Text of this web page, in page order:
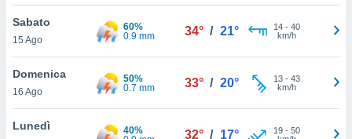
cookie
il tuo
in
Sabato
15 Ago
60%
0.9 mm
34° / 21° 14- 40
km/h
Domenica
16 Ago
50%
0.7 mm
33° / 20° 13- 43
km/h
Lunedì
40%
32° / 17° 19- 50